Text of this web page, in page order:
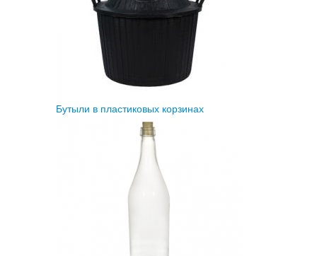
Бутыли в пластиковых корзинах